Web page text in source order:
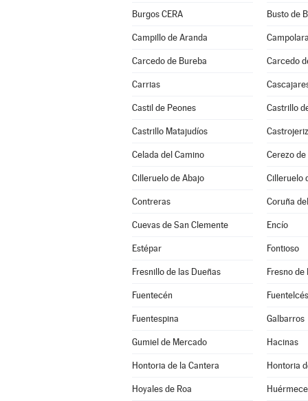
Burgos CERA Busto de
Campillo de Aranda Campolara
Carcedo de Bureba Carcedo
Carrias
Castil de Peones Castrillo
Castrillo Matajudíos Castrojeriz
Celada del Camino Cerezo
Cilleruelo de Abajo Cilleruelo
Contreras Coruña
Cuevas de San Clemente Encío
Estépar Fontioso
Fresnillo de las Dueñas Fresno de
Fuentecén
Fuentespina Galbarros
Gumiel de Mercado Hacinas
Hontoria de la Cantera Hontoria
Hoyales de Roa